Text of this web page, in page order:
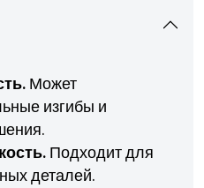
Может
изгибы и
Подходит для
деталей.